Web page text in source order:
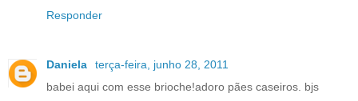
Responder
Daniela
terça-feira, junho 28, 2011
babei aqui com esse brioche!adoro pães caseiros. bjs